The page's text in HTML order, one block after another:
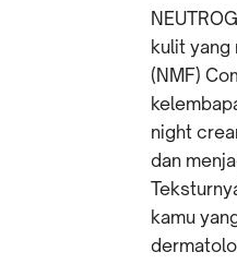
kulit yang
(NMF)
night
dan
kamu